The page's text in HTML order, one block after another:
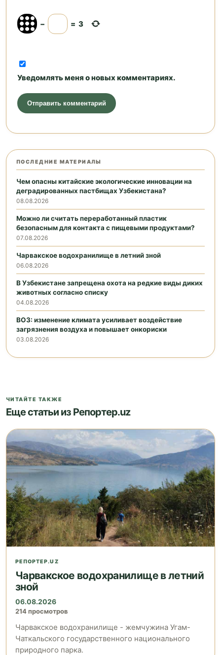
− = 3
Уведомлять меня о новых комментариях.
ПОСЛЕДНИЕ МАТЕРИАЛЫ
Чем опасны китайские экологические инновации на
деградированных пастбищах Узбекистана?
08.08.2026
Можно ли считать переработанный пластик
безопасным для контакта с пищевыми продуктами?
07.08.2026
Чарвакское водохранилище в летний зной
06.08.2026
В Узбекистане запрещена охота на редкие виды диких
животных согласно списку
04.08.2026
ВОЗ: изменение климата усиливает воздействие
загрязнения воздуха и повышает онкориски
03.08.2026
ЧИТАЙТЕ ТАКЖЕ
Еще статьи из Репортер.uz
РЕПОРТЕР.UZ
Чарвакское водохранилище в летний
зной
06.08.2026
214 просмотров
Чарвакское водохранилище - жемчужина Угам-
Чаткальского государственного национального
природного парка.